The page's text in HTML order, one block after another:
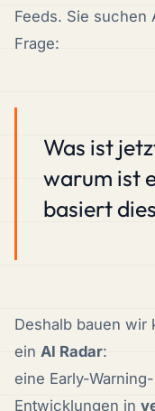
Feeds. Sie suchen
Frage:
Was ist
warum ist
basiert
Deshalb bauen wir
ein AI Radar:
eine Early-
Entwicklungen in